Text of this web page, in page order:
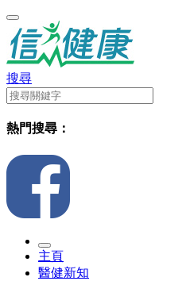
搜尋
熱門搜尋：
主頁
醫健新知